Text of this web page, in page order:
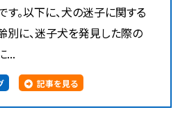
す。以下に、犬の迷子に関する
に、迷子犬を発見した際の
...
記事を見る